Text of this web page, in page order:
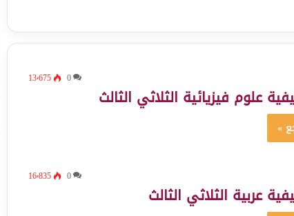
0 13٬675
علوم فيزيائية الثلاثي الثالث
»
0 16٬835
عربية الثلاثي الثالث